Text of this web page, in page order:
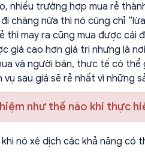
nhiều trường hợp mua rẻ
chăng nữa thì nó cũng chỉ
thì may ra cũng mua được
giá cao hơn giá trị nhưng là
và người bán, thực tế có
sau giá sẽ rẻ nhất vì những
như thế nào khi thực
nó xê dịch các khả năng